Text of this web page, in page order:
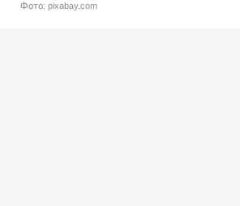
Фото: pixabay.com